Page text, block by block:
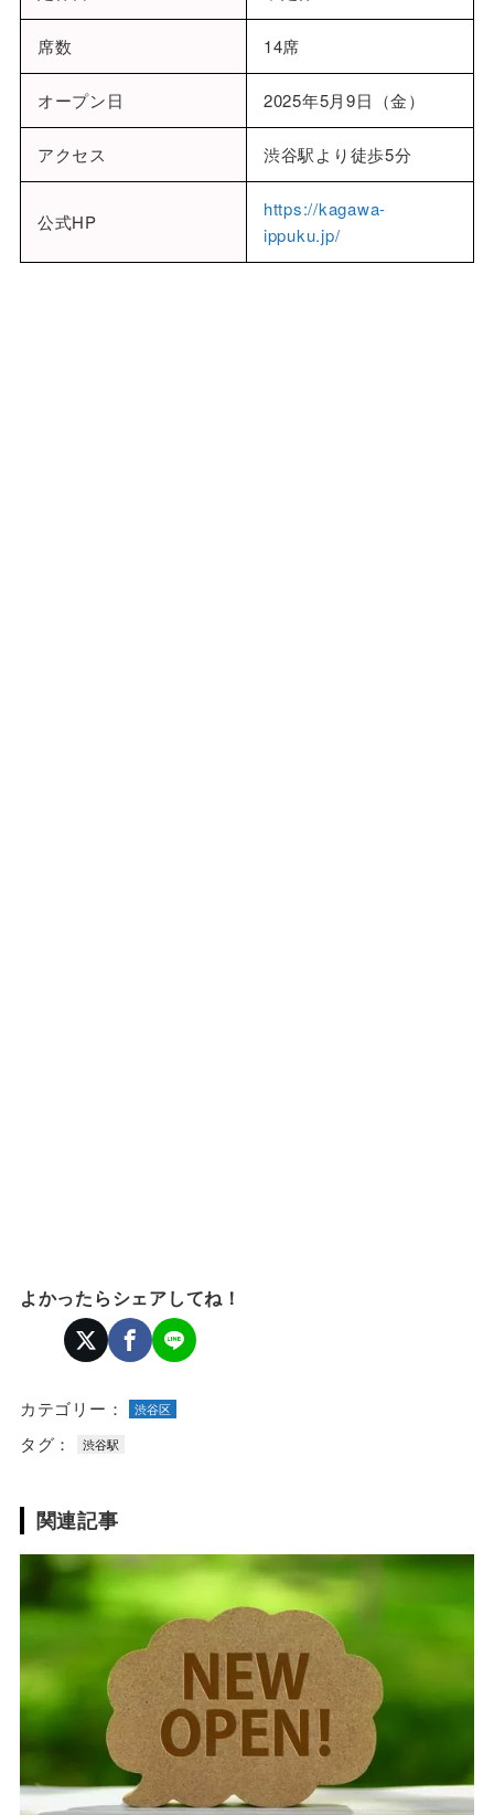
席数 14席
オープン日 2025年5月9日（金）
アクセス 渋谷駅より徒歩5分
公式HP
https://kagawa-
ippuku.jp/
よかったらシェアしてね！
カテゴリー： 渋谷区
タグ： 渋谷駅
関連記事